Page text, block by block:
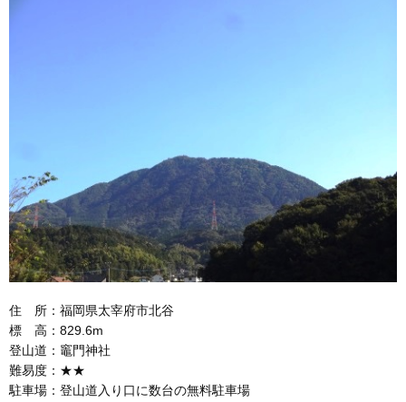
住 所：福岡県太宰府市北谷
標 高：829.6m
登山道：竈門神社
難易度：★★
駐車場：登山道入り口に数台の無料駐車場